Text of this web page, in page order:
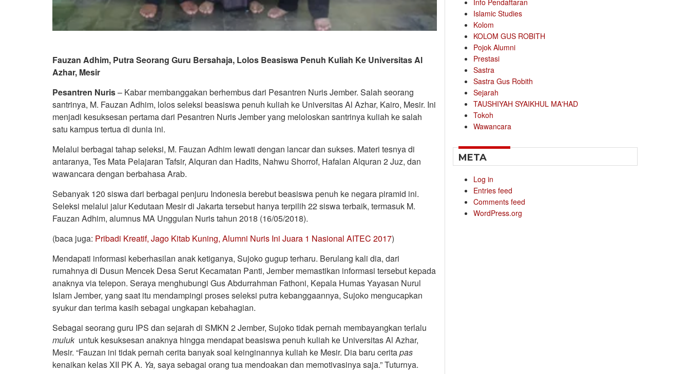
Fauzan Adhim, Putra Seorang Guru Bersahaja, Lolos Beasiswa Penuh Kuliah Ke Universitas Al
Azhar, Mesir
Pesantren Nuris– Kabar membanggakan berhembus dari Pesantren Nuris Jember. Salah seorang
santrinya, M. Fauzan Adhim, lolos seleksi beasiswa penuh kuliah ke Universitas Al Azhar, Kairo, Mesir. Ini
menjadi kesuksesan pertama dari Pesantren Nuris Jember yang meloloskan santrinya kuliah ke salah
satu kampus tertua di dunia ini.
Melalui berbagai tahap seleksi, M. Fauzan Adhim lewati dengan lancar dan sukses. Materi tesnya di
antaranya, Tes Mata Pelajaran Tafsir, Alquran dan Hadits, Nahwu Shorrof, Hafalan Alquran 2 Juz, dan
wawancara dengan berbahasa Arab.
Sebanyak 120 siswa dari berbagai penjuru Indonesia berebut beasiswa penuh ke negara piramid ini.
Seleksi melalui jalur Kedutaan Mesir di Jakarta tersebut hanya terpilih 22 siswa terbaik, termasuk M.
Fauzan Adhim, alumnus MA Unggulan Nuris tahun 2018 (16/05/2018).
(baca juga: Pribadi Kreatif, Jago Kitab Kuning, Alumni Nuris Ini Juara 1 Nasional AITEC 2017)
Mendapati informasi keberhasilan anak ketiganya, Sujoko gugup terharu. Berulang kali dia, dari
rumahnya di Dusun Mencek Desa Serut Kecamatan Panti, Jember memastikan informasi tersebut kepada
anaknya via telepon. Seraya menghubungi Gus Abdurrahman Fathoni, Kepala Humas Yayasan Nurul
Islam Jember, yang saat itu mendampingi proses seleksi putra kebanggaannya, Sujoko mengucapkan
syukur dan terima kasih sebagai ungkapan kebahagian.
Sebagai seorang guru IPS dan sejarah di SMKN 2 Jember, Sujoko tidak pernah membayangkan terlalu
muluk untuk kesuksesan anaknya hingga mendapat beasiswa penuh kuliah ke Universitas Al Azhar,
Mesir. “Fauzan ini tidak pernah cerita banyak soal keinginannya kuliah ke Mesir. Dia baru ceritapas
kenaikan kelas XII PK A. Ya, saya sebagai orang tua mendoakan dan memotivasinya saja.” Tuturnya.
Info Pendaftaran
Islamic Studies
Kolom
KOLOM GUS ROBITH
Pojok Alumni
Prestasi
Sastra
Sastra Gus Robith
Sejarah
TAUSHIYAH SYAIKHUL MA'HAD
Tokoh
Wawancara
META
Log in
Entries feed
Comments feed
WordPress.org